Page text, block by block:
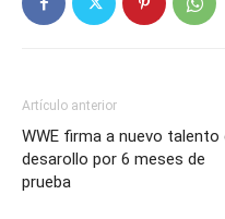
Artículo anterior
WWE firma a nuevo talento
desarollo por 6 meses de
prueba